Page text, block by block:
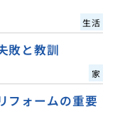
生活
敗と教訓
家
フォームの重要